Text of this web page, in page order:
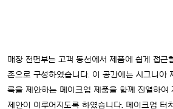
매장 전면부는 고객 동선에서 제품에 쉽게 접근
존으로 구성하였습니다. 이 공간에는 시그니아
룩을 제안하는 메이크업 제품을 함께 진열하여
제안이 이루어지도록 하였습니다. 메이크업 터